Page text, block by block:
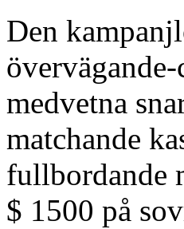
Den
medvetna
matchande
fullbordande
$ 1500 på